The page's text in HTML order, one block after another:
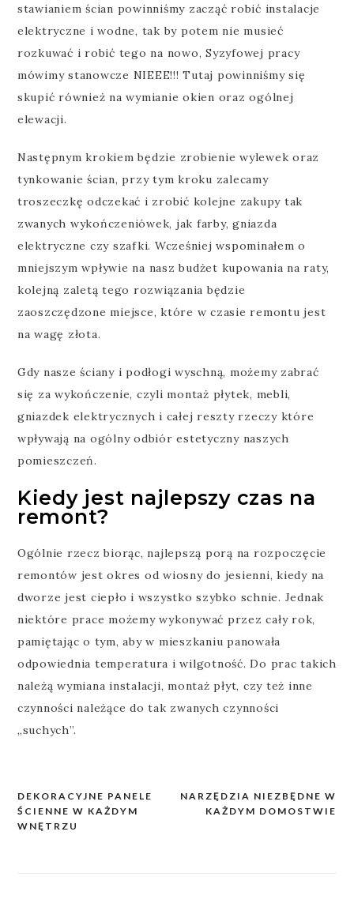
stawianiem ścian powinniśmy zacząć robić instalacje
elektryczne i wodne, tak by potem nie musieć
rozkuwać i robić tego na nowo, Syzyfowej pracy
mówimy stanowcze NIEEE!!! Tutaj powinniśmy się
skupić również na wymianie okien oraz ogólnej
elewacji.
Następnym krokiem będzie zrobienie wylewek oraz
tynkowanie ścian, przy tym kroku zalecamy
troszeczkę odczekać i zrobić kolejne zakupy tak
zwanych wykończeniówek, jak farby, gniazda
elektryczne czy szafki. Wcześniej wspominałem o
mniejszym wpływie na nasz budżet kupowania na raty,
kolejną zaletą tego rozwiązania będzie
zaoszczędzone miejsce, które w czasie remontu jest
na wagę złota.
Gdy nasze ściany i podłogi wyschną, możemy zabrać
się za wykończenie, czyli montaż płytek, mebli,
gniazdek elektrycznych i całej reszty rzeczy które
wpływają na ogólny odbiór estetyczny naszych
pomieszczeń.
Kiedy jest najlepszy czas na
remont?
Ogólnie rzecz biorąc, najlepszą porą na rozpoczęcie
remontów jest okres od wiosny do jesienni, kiedy na
dworze jest ciepło i wszystko szybko schnie. Jednak
niektóre prace możemy wykonywać przez cały rok,
pamiętając o tym, aby w mieszkaniu panowała
odpowiednia temperatura i wilgotność. Do prac takich
należą wymiana instalacji, montaż płyt, czy też inne
czynności należące do tak zwanych czynności
„suchych”.
Nawigacja
wpisu
NARZĘDZIA NIEZBĘDNE W
KAŻDYM DOMOSTWIE
DEKORACYJNE PANELE
ŚCIENNE W KAŻDYM
WNĘTRZU